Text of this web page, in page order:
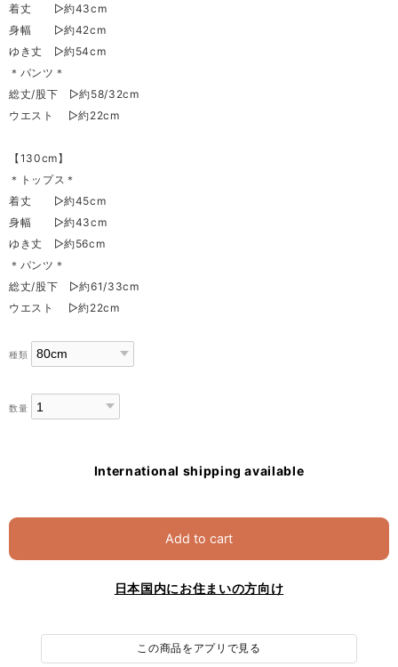
着丈 ▷約43cm
身幅 ▷約42cm
ゆき丈 ▷約54cm
＊パンツ＊
総丈/股下 ▷約58/32cm
ウエスト ▷約22cm
【130cm】
＊トップス＊
着丈 ▷約45cm
身幅 ▷約43cm
ゆき丈 ▷約56cm
＊パンツ＊
総丈/股下 ▷約61/33cm
ウエスト ▷約22cm
種類
数量
International shipping available
Add to cart
日本国内にお住まいの方向け
この商品をアプリで見る